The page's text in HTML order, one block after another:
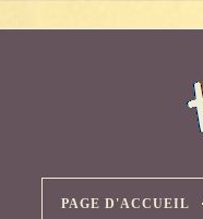
PAGE D'ACCUEIL